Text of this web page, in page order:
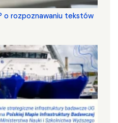
o rozpoznawaniu tekstów